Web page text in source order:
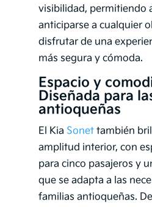
visibilidad, permitiendo
anticiparse a cualquier
disfrutar de una
más segura y cómoda.
Espacio y
Diseñada para
antioqueñas
El Kia Sonettambién
amplitud interior, con
para cinco pasajeros y
que se adapta a las
familias antioqueñas.